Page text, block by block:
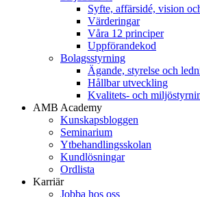
Syfte, affärsidé, vision
Värderingar
Våra 12 principer
Uppförandekod
Bolagsstyrning
Ägande, styrelse och
Hållbar utveckling
Kvalitets- och
AMB Academy
Kunskapsbloggen
Seminarium
Ytbehandlingsskolan
Kundlösningar
Ordlista
Karriär
Jobba hos oss